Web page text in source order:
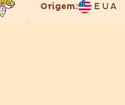
Origem: EUA